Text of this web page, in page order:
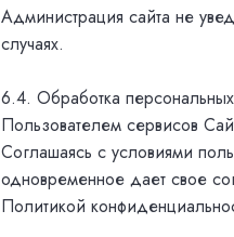
Администрация сайта не
случаях.
6.4. Обработка
Пользователем сервисов
Соглашаясь с условиями
одновременное дает свое
Политикой